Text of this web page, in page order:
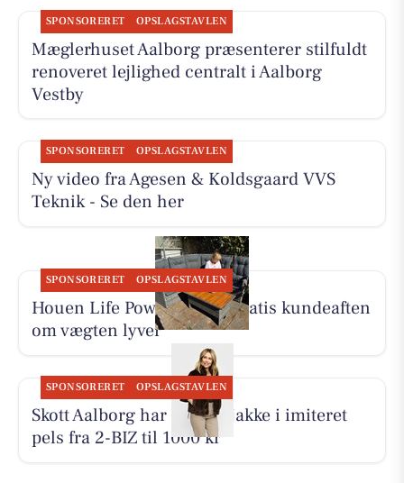
SPONSORERET OPSLAGSTAVLEN
Mæglerhuset Aalborg præsenterer stilfuldt
renoveret lejlighed centralt i Aalborg
Vestby
SPONSORERET OPSLAGSTAVLEN
Ny video fra Agesen & Koldsgaard VVS
Teknik - Se den her
SPONSORERET OPSLAGSTAVLEN
Houen Life Power holder gratis kundeaften
om vægten lyver
SPONSORERET OPSLAGSTAVLEN
Skott Aalborg har ny kort jakke i imiteret
pels fra 2-BIZ til 1000 kr